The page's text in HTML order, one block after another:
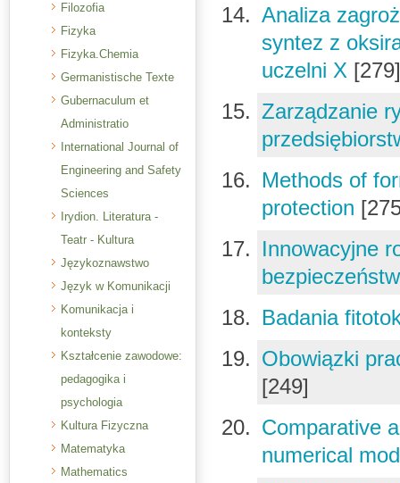
Filozofia
Fizyka
Fizyka.Chemia
Germanistische Texte
Gubernaculum et
Administratio
International Journal of
Engineering and Safety
Sciences
Irydion. Literatura -
Teatr - Kultura
Językoznawstwo
Język w Komunikacji
Komunikacja i
konteksty
Kształcenie zawodowe:
pedagogika i
psychologia
Kultura Fizyczna
Matematyka
Mathematics
Analiza
syntez z
uczelni X
Zarządzanie
Methods of
protection
Innowacyjne
Badania
Obowiązki
[249]
Comparative
numerical